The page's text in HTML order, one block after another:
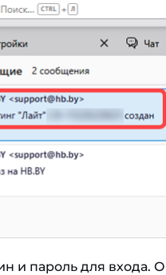
и пароль для входа.